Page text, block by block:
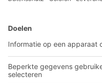
BITO-oplossingen
Intralogistieke oplossingen
Bakken en bakken